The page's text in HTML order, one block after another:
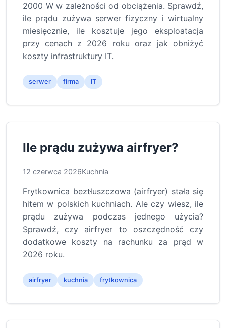
2000 W w zależności od obciążenia. Sprawdź,
ile prądu zużywa serwer fizyczny i wirtualny
miesięcznie, ile kosztuje jego eksploatacja
przy cenach z 2026 roku oraz jak obniżyć
koszty infrastruktury IT.
serwer firma IT
Ile prądu zużywa airfryer?
12 czerwca 2026Kuchnia
Frytkownica beztłuszczowa (airfryer) stała się
hitem w polskich kuchniach. Ale czy wiesz, ile
prądu zużywa podczas jednego użycia?
Sprawdź, czy airfryer to oszczędność czy
dodatkowe koszty na rachunku za prąd w
2026 roku.
airfryer kuchnia frytkownica